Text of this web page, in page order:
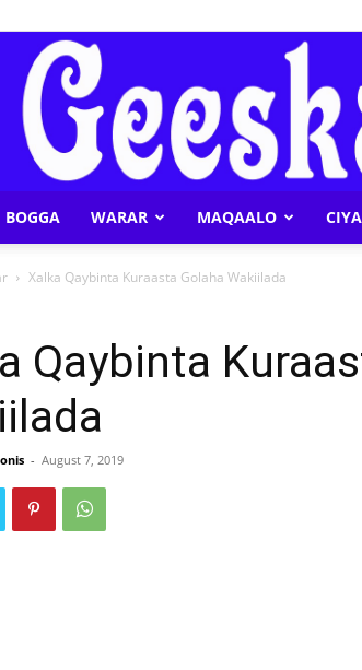
BOGGA WARAR MAQAALO
Xalka Qaybinta Kuraasta Golaha Wakiilada
Qaybinta
- August 7, 2019